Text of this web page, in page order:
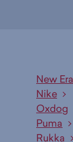
New Era
Nike
Oxdog
Puma
Rukka